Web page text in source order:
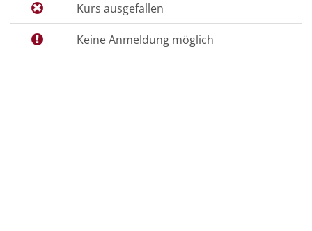
Kurs ausgefallen
Keine Anmeldung möglich